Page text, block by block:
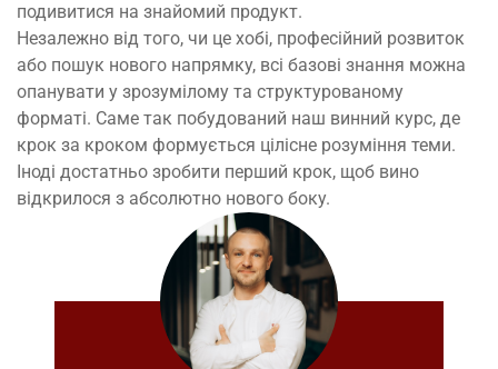
подивитися на знайомий продукт.
Незалежно від того, чи це хобі, професійний розвиток
або пошук нового напрямку, всі базові знання можна
опанувати у зрозумілому та структурованому
форматі. Саме так побудований наш винний курс, де
крок за кроком формується цілісне розуміння теми.
Іноді достатньо зробити перший крок, щоб вино
відкрилося з абсолютно нового боку.